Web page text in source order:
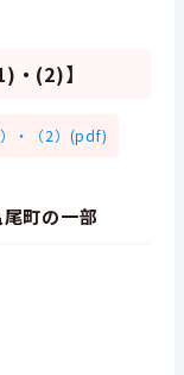
・(2)】
・（2）(pdf)
町の一部